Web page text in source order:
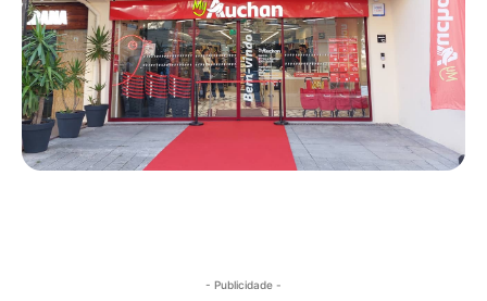
- Publicidade -